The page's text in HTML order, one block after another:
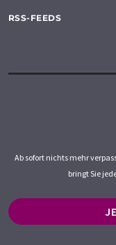
RSS-FEEDS
Ab sofort nichts mehr
bringt Sie